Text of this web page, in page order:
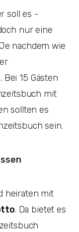
soll es -
nur eine
nachdem wie
15 Gästen
mit
sollten es
sein.
heiraten mit
. Da bietet es